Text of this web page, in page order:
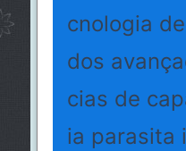
cnologia
dos
cias de
ia parasita